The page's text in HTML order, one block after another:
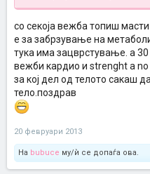
со секоја вежба топиш
е за забрзување на
тука има зацврстување. а
вежби кардио и strenght а
за кој дел од телото сакаш
тело.поздрав
20 февруари 2013
На bubuce му/ѝ се допаѓа ова.